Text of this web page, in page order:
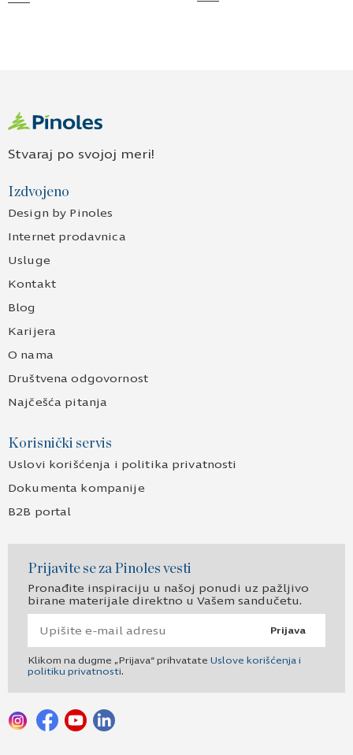
Stvaraj po svojoj meri!
Izdvojeno
Design by Pinoles
Internet prodavnica
Usluge
Kontakt
Blog
Karijera
O nama
Društvena odgovornost
Najčešća pitanja
Korisnički servis
Uslovi korišćenja i politika privatnosti
Dokumenta kompanije
B2B portal
Prijavite se za Pinoles vesti
Pronađite inspiraciju u našoj ponudi uz pažljivo
birane materijale direktno u Vašem sandučetu.
Prijava
Klikom na dugme „Prijava“ prihvatate Uslove korišćenja i
politiku privatnosti.